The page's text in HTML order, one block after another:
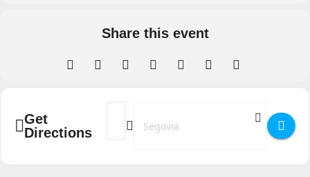
Share this event
Get
Directions
Address - Segovia con Alma en el Barrio
Destination Address - Segovia con